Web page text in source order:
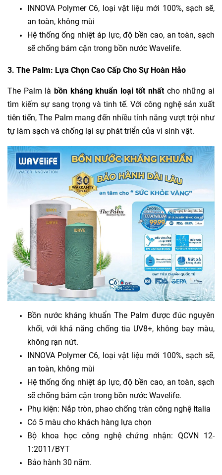
INNOVA Polymer C6, loại vật liệu mới 100%, sạch sẽ,
an toàn, không mùi
Hệ thống ống nhiệt áp lực, độ bền cao, an toàn, sạch
sẽ chống bám cặn trong bồn nước Wavelife.
3. The Palm: Lựa Chọn Cao Cấp Cho Sự Hoàn Hảo
The Palm là bồn kháng khuẩn loại tốt nhất cho những ai
tìm kiếm sự sang trọng và tinh tế. Với công nghệ sản xuất
tiên tiến, The Palm mang đến nhiều tính năng vượt trội như
tự làm sạch và chống lại sự phát triển của vi sinh vật.
Bồn nước kháng khuẩn The Palm được đúc nguyên
khối, với khả năng chống tia UV8+, không bay màu,
không rạn nứt.
INNOVA Polymer C6, loại vật liệu mới 100%, sạch sẽ,
an toàn, không mùi
Hệ thống ống nhiệt áp lực, độ bền cao, an toàn, sạch
sẽ chống bám cặn trong bồn nước Wavelife.
Phụ kiện: Nắp tròn, phao chống tràn công nghệ Italia
Có 5 màu cho khách hàng lựa chọn
Bộ khoa học công nghệ chứng nhận: QCVN 12-
1:2011/BYT
Bảo hành 30 năm.